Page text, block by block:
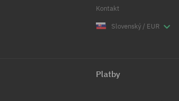
Kontakt
Slovenský / EUR
Platby